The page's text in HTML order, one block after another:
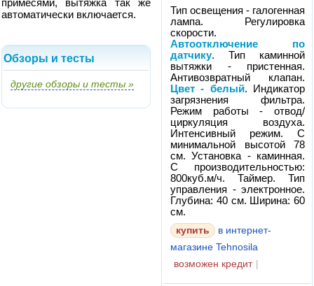
примесями, вытяжка так же
автоматически включается.
Обзоры и тесты
другие обзоры и тесты »
Тип освещения - галогенная
лампа. Регулировка
скорости.
Автоотключение по
датчику. Тип каминной
вытяжки - пристенная.
Антивозвратный клапан.
Цвет - белый. Индикатор
загрязнения фильтра.
Режим работы - отвод/
циркуляция воздуха.
Интенсивный режим. С
минимальной высотой 78
см. Установка - каминная.
С производительностью:
800куб.м/ч. Таймер. Тип
управления - электронное.
Глубина: 40 см. Ширина: 60
см.
в интернет-
магазине Tehnosila
возможен кредит